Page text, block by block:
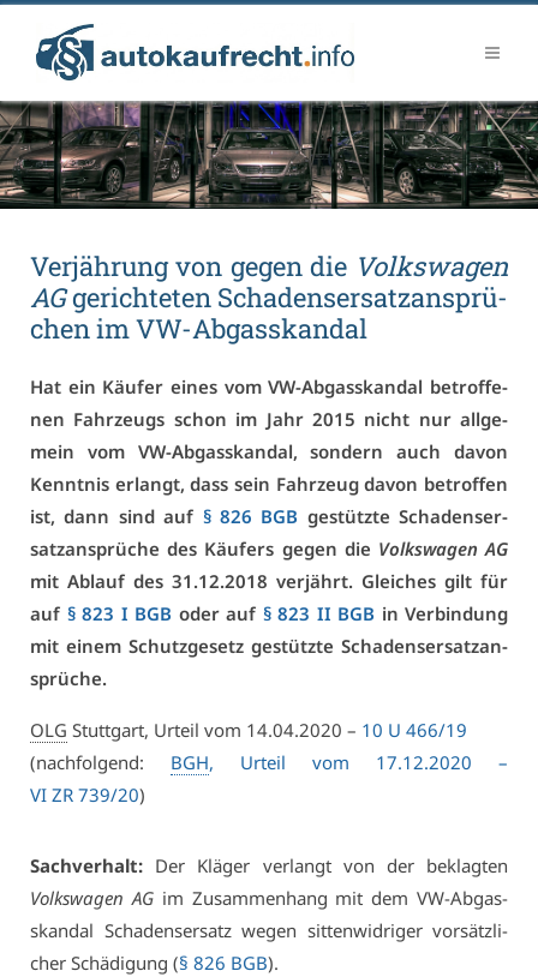
Ver­jäh­rung von ge­gen die Volks­wa­gen
AGge­rich­te­ten Scha­dens­er­satz­an­sprü­
chen im VW-Ab­gas­skan­dal
Hat ein Käu­fer ei­nes vom VW-Ab­gas­skan­dal be­trof­fe­
nen Fahr­zeugs schon im Jahr 2015 nicht nur all­ge­
mein vom VW-Ab­gas­skan­dal, son­dern auch da­von
Kennt­nis er­langt, dass sein Fahr­zeug da­von be­trof­fen
ist, dann sind auf § 826 BGB ge­stütz­te Scha­dens­er­
satz­an­sprü­che des Käu­fers ge­gen die Volks­wa­gen AG
mit Ab­lauf des 31.12.2018 ver­jährt. Glei­ches gilt für
auf § 823 I BGB oder auf § 823 II BGB in Ver­bin­dung
mit ei­nem Schutz­ge­setz ge­stütz­te Scha­dens­er­satz­an­
sprü­che.
OLG Stutt­gart, Ur­teil vom 14.04.2020 – 10 U 466/19
(nach­fol­gend: BGH, Ur­teil vom 17.12.2020 –
VI ZR 739/20)
Sach­ver­halt: Der Klä­ger ver­langt von der be­klag­ten
Volks­wa­gen AGim Zu­sam­men­hang mit dem VW-Ab­gas­
skan­dal Scha­dens­er­satz we­gen sit­ten­wid­ri­ger vor­sätz­li­
cher Schä­di­gung (§ 826 BGB).